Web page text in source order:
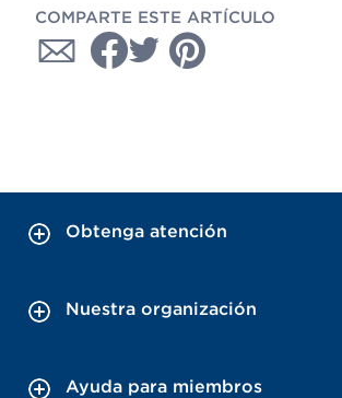
COMPARTE ESTE ARTÍCULO
Obtenga atención
Nuestra organización
Ayuda para miembros